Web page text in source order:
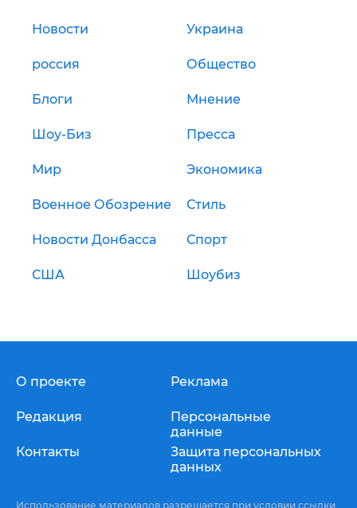
Новости Украина
россия Общество
Блоги Мнение
Шоу-Биз Пресса
Мир Экономика
Военное Обозрение Стиль
Новости Донбасса Спорт
США Шоубиз
О проекте
Редакция
Контакты
Реклама
Персональные
данные
Защита персональных
данных
Использование материалов разрешается при условии ссылки